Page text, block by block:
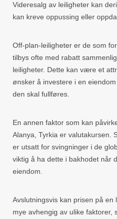
Videresalg av leiligheter kan
kan kreve oppussing eller
Off-plan-leiligheter er de som
tilbys ofte med rabatt
leiligheter. Dette kan være et
ønsker å investere i en
den skal fullføres.
En annen faktor som kan
Alanya, Tyrkia er valutakursen.
er utsatt for svingninger i de
viktig å ha dette i bakhodet når
eiendom.
Avslutningsvis kan prisen på en
mye avhengig av ulike faktorer,